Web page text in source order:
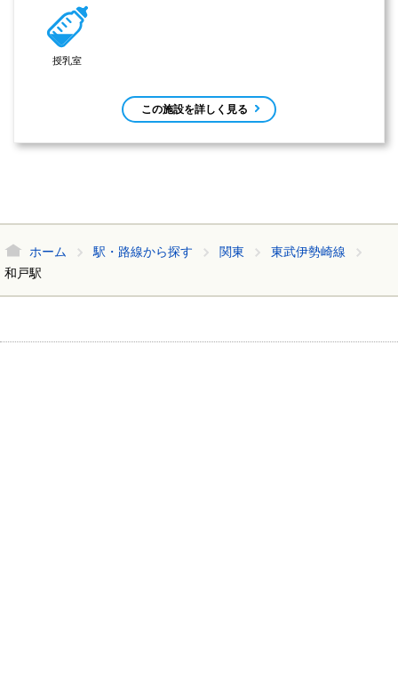
授乳室
この施設を詳しく見る
ホーム 駅・路線から探す 関東
東武伊勢崎線
和戸駅